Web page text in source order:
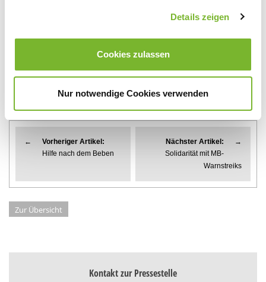
Details zeigen
Cookies zulassen
Nur notwendige Cookies verwenden
2023 im Wortlaut
ÄkNo
←
Vorheriger Artikel:
Hilfe nach dem Beben
→
Nächster Artikel:
Solidarität mit MB-
Warnstreiks
Zur Übersicht
Kontakt zur Pressestelle